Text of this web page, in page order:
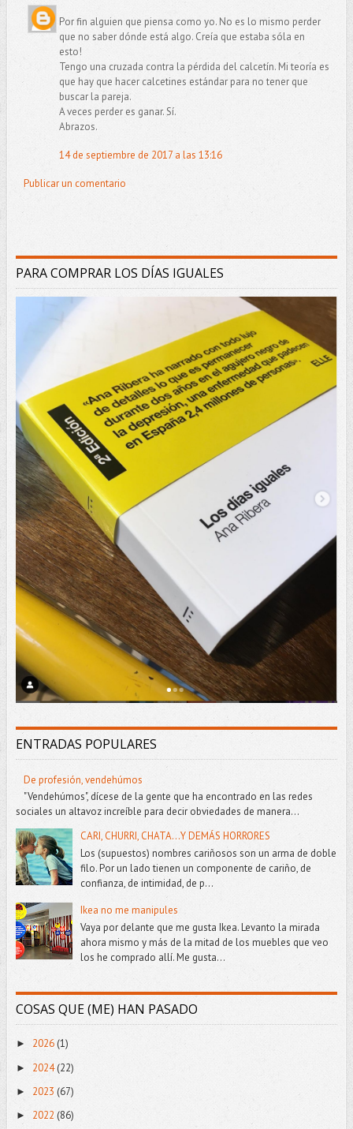
Por fin alguien que piensa como yo. No es lo mismo perder
que no saber dónde está algo. Creía que estaba sóla en
esto!
Tengo una cruzada contra la pérdida del calcetín. Mi teoría es
que hay que hacer calcetines estándar para no tener que
buscar la pareja.
A veces perder es ganar. Sí.
Abrazos.
14 de septiembre de 2017 a las 13:16
Publicar un comentario
PARA COMPRAR LOS DÍAS IGUALES
ENTRADAS POPULARES
De profesión, vendehúmos
"Vendehúmos", dícese de la gente que ha encontrado en las redes
sociales un altavoz increíble para decir obviedades de manera...
CARI, CHURRI, CHATA...Y DEMÁS HORRORES
Los (supuestos) nombres cariñosos son un arma de doble
filo. Por un lado tienen un componente de cariño, de
confianza, de intimidad, de p...
Ikea no me manipules
Vaya por delante que me gusta Ikea. Levanto la mirada
ahora mismo y más de la mitad de los muebles que veo
los he comprado allí. Me gusta...
COSAS QUE (ME) HAN PASADO
► 2026(1)
► 2024(22)
► 2023 (67)
► 2022 (86)